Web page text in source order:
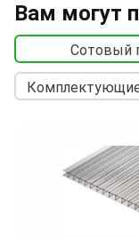
Вам могут
Сотовый